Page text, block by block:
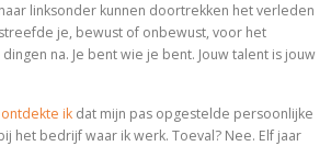
linksonder kunnen doortrekken het verleden
je, bewust of onbewust, voor het
na. Je bent wie je bent. Jouw talent is jouw
ontdekte ik dat mijn pas opgestelde persoonlijke
het bedrijf waar ik werk. Toeval? Nee. Elf jaar